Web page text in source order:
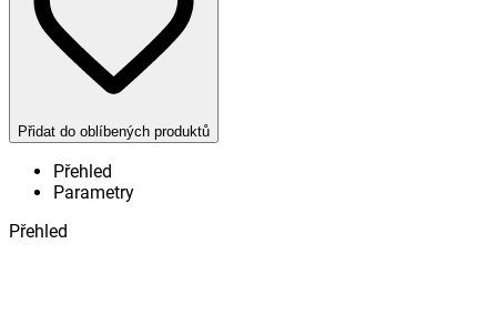
Přidat do oblíbených produktů
Přehled
Parametry
Přehled